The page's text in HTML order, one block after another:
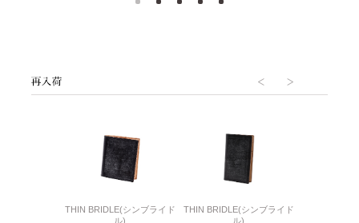
THIN BRIDLE(シンブライド
ル)
THIN BRIDLE(シンブライド
ル)